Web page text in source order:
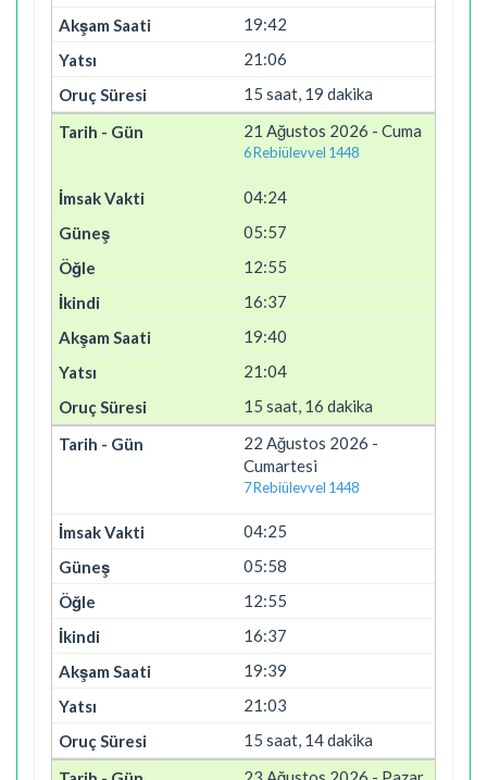
19:42
21:06
15 saat, 19 dakika
21 Ağustos 2026 - Cuma
6 Rebiülevvel 1448
04:24
05:57
12:55
16:37
19:40
21:04
15 saat, 16 dakika
22 Ağustos 2026 -
Cumartesi
7 Rebiülevvel 1448
04:25
05:58
12:55
16:37
19:39
21:03
15 saat, 14 dakika